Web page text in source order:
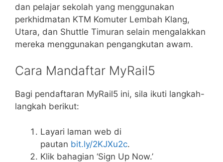
dan pelajar sekolah yang menggunakan
perkhidmatan KTM Komuter Lembah Klang,
Utara, dan Shuttle Timuran selain mengalakkan
mereka menggunakan pengangkutan awam.
Cara Mandaftar MyRail5
Bagi pendaftaran MyRail5 ini, sila ikuti langkah-
langkah berikut:
Layari laman web di
pautan bit.ly/2KJXu2c.
Klik bahagian ‘Sign Up Now.’